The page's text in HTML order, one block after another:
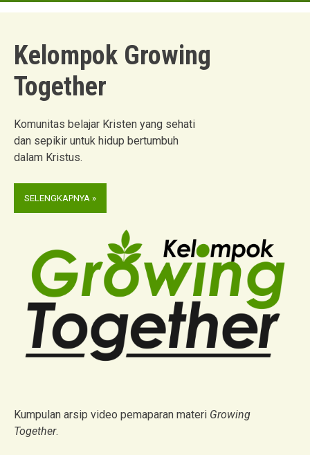
Kelompok Growing
Together
Komunitas belajar Kristen yang sehati
dan sepikir untuk hidup bertumbuh
dalam Kristus.
SELENGKAPNYA »
Kumpulan arsip video pemaparan materi Growing
Together.